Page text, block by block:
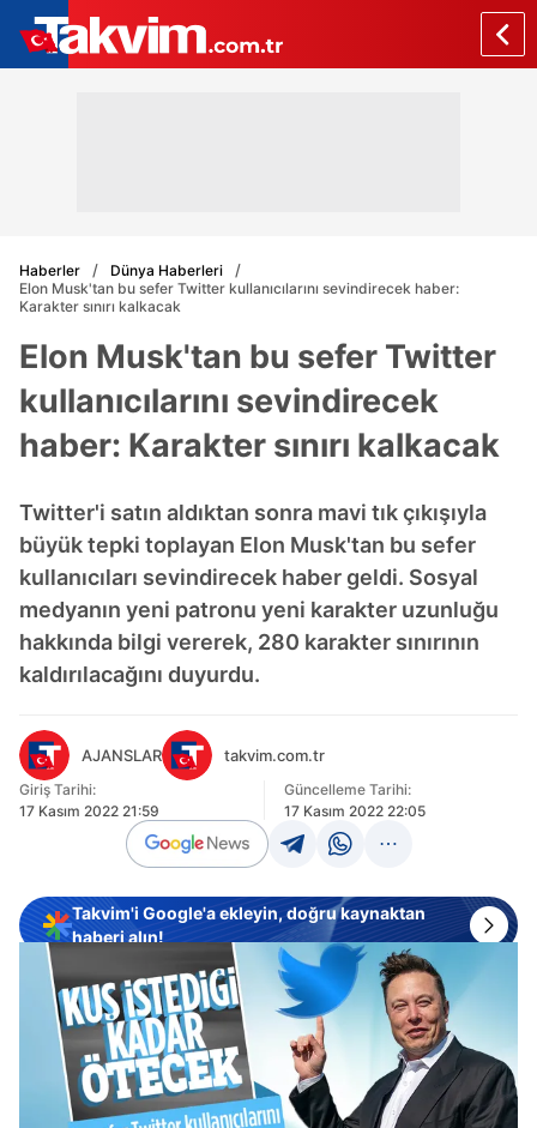
Haberler
Dünya Haberleri
Elon Musk'tan bu sefer Twitter kullanıcılarını sevindirecek haber:
Karakter sınırı kalkacak
Elon Musk'tan bu sefer Twitter
kullanıcılarını sevindirecek
haber: Karakter sınırı kalkacak
Twitter'i satın aldıktan sonra mavi tık çıkışıyla
büyük tepki toplayan Elon Musk'tan bu sefer
kullanıcıları sevindirecek haber geldi. Sosyal
medyanın yeni patronu yeni karakter uzunluğu
hakkında bilgi vererek, 280 karakter sınırının
kaldırılacağını duyurdu.
AJANSLAR takvim.com.tr
Giriş Tarihi:
17 Kasım 2022 21:59
Güncelleme Tarihi:
17 Kasım 2022 22:05
Takvim'i Google'a ekleyin, doğru kaynaktan
haberi alın!